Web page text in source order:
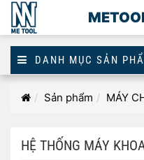
DANH MỤC SẢN
TrangSản phẩm MÁY
HỆ THỐNG MÁY